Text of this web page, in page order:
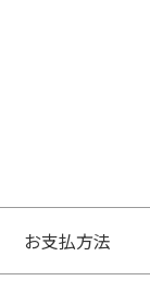
お支払方法